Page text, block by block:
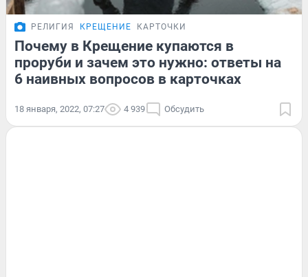
РЕЛИГИЯ КРЕЩЕНИЕ КАРТОЧКИ
Почему в Крещение купаются в
проруби и зачем это нужно: ответы на
6 наивных вопросов в карточках
18 января, 2022, 07:27 4 939 Обсудить